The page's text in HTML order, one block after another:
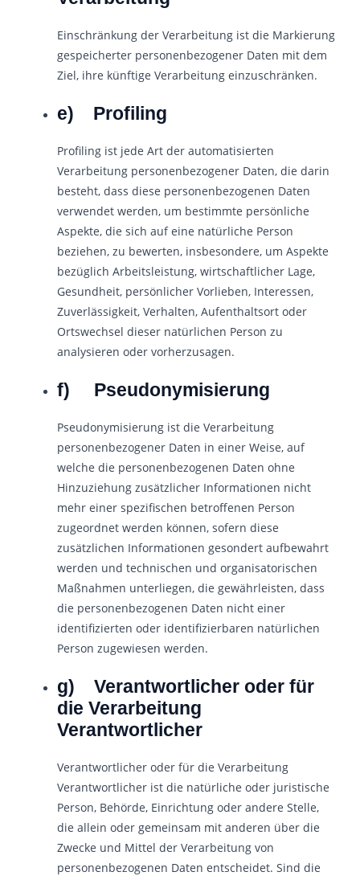
Einschränkung der Verarbeitung ist die Markierung
gespeicherter personenbezogener Daten mit dem
Ziel, ihre künftige Verarbeitung einzuschränken.
e) Profiling
Profiling ist jede Art der automatisierten
Verarbeitung personenbezogener Daten, die darin
besteht, dass diese personenbezogenen Daten
verwendet werden, um bestimmte persönliche
Aspekte, die sich auf eine natürliche Person
beziehen, zu bewerten, insbesondere, um Aspekte
bezüglich Arbeitsleistung, wirtschaftlicher Lage,
Gesundheit, persönlicher Vorlieben, Interessen,
Zuverlässigkeit, Verhalten, Aufenthaltsort oder
Ortswechsel dieser natürlichen Person zu
analysieren oder vorherzusagen.
f) Pseudonymisierung
Pseudonymisierung ist die Verarbeitung
personenbezogener Daten in einer Weise, auf
welche die personenbezogenen Daten ohne
Hinzuziehung zusätzlicher Informationen nicht
mehr einer spezifischen betroffenen Person
zugeordnet werden können, sofern diese
zusätzlichen Informationen gesondert aufbewahrt
werden und technischen und organisatorischen
Maßnahmen unterliegen, die gewährleisten, dass
die personenbezogenen Daten nicht einer
identifizierten oder identifizierbaren natürlichen
Person zugewiesen werden.
g) Verantwortlicher oder für
die Verarbeitung
Verantwortlicher
Verantwortlicher oder für die Verarbeitung
Verantwortlicher ist die natürliche oder juristische
Person, Behörde, Einrichtung oder andere Stelle,
die allein oder gemeinsam mit anderen über die
Zwecke und Mittel der Verarbeitung von
personenbezogenen Daten entscheidet. Sind die